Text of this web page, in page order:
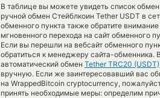
В таблице вы можете увидеть список
ручной обмен Стейблкоин Tether USDT в
обменного пункта также обратите
мгновенного перехода на сайт обменного
Если вы перешли на вебсайт обменного
обратиться к менеджеру сайта-обменника.
автоматический обмен Tether TRC20 (USDT)
вручную. Если же заинтересовавший вас
на WrappedBitcoin cryptocurrency,
принять необходимые меры: определим